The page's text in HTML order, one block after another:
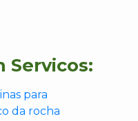
Servicos:
para
da rocha